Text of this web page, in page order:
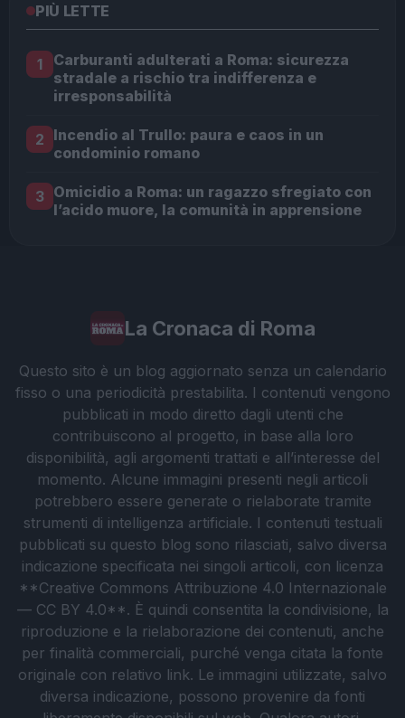
PIÙ LETTE
1
Carburanti adulterati a Roma: sicurezza
stradale a rischio tra indifferenza e
irresponsabilità
2 Incendio al Trullo: paura e caos in un
condominio romano
3 Omicidio a Roma: un ragazzo sfregiato con
l’acido muore, la comunità in apprensione
La Cronaca di Roma
Questo sito è un blog aggiornato senza un calendario
fisso o una periodicità prestabilita. I contenuti vengono
pubblicati in modo diretto dagli utenti che
contribuiscono al progetto, in base alla loro
disponibilità, agli argomenti trattati e all’interesse del
momento. Alcune immagini presenti negli articoli
potrebbero essere generate o rielaborate tramite
strumenti di intelligenza artificiale. I contenuti testuali
pubblicati su questo blog sono rilasciati, salvo diversa
indicazione specificata nei singoli articoli, con licenza
**Creative Commons Attribuzione 4.0 Internazionale
— CC BY 4.0**. È quindi consentita la condivisione, la
riproduzione e la rielaborazione dei contenuti, anche
per finalità commerciali, purché venga citata la fonte
originale con relativo link. Le immagini utilizzate, salvo
diversa indicazione, possono provenire da fonti